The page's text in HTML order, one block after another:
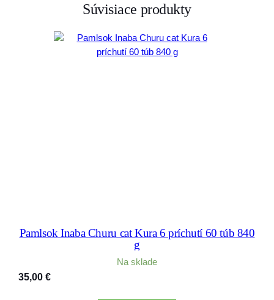
Súvisiace produkty
Pamlsok Inaba Churu cat Kura 6 príchutí 60 túb 840
g
Na sklade
35,00 €